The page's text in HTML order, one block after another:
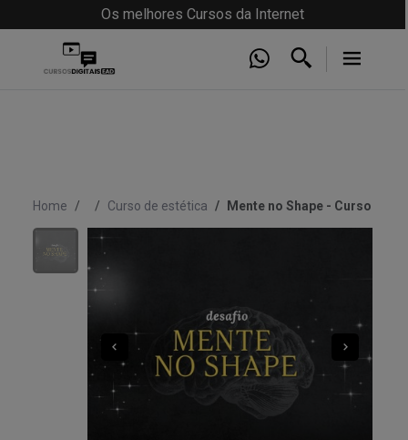
Os melhores Cursos da Internet
Home Curso de estética Mente no Shape - Curso